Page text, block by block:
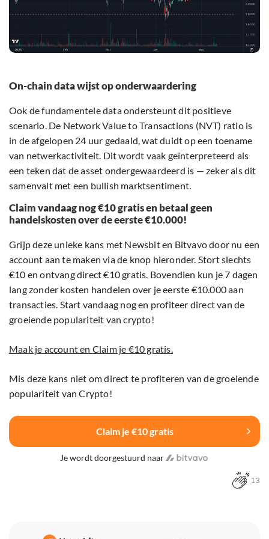
On-chain data wijst op onderwaardering
Ook de fundamentele data ondersteunt dit positieve
scenario. De Network Value to Transactions (NVT) ratio is
in de afgelopen 24 uur gedaald, wat duidt op een toename
van netwerkactiviteit. Dit wordt vaak geïnterpreteerd als
een teken dat de asset ondergewaardeerd is — zeker als dit
samenvalt met een bullish marktsentiment.
Claim vandaag nog €10 gratis en betaal geen
handelskosten over de eerste €10.000!
Grijp deze unieke kans met Newsbit en Bitvavo door nu een
account aan te maken via de knop hieronder. Stort slechts
€10 en ontvang direct €10 gratis. Bovendien kun je 7 dagen
lang zonder kosten handelen over je eerste €10.000 aan
transacties. Start vandaag nog en profiteer direct van de
groeiende populariteit van crypto!
Maak je account en Claim je €10 gratis.
Mis deze kans niet om direct te profiteren van de groeiende
populariteit van Crypto!
Claim je €10 gratis
Je wordt doorgestuurd naar
13